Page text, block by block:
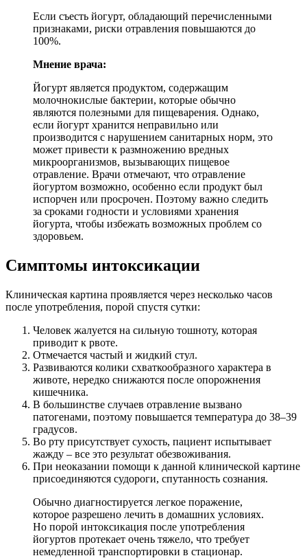
Если съесть йогурт, обладающий перечисленными
признаками, риски отравления повышаются до
100%.
Мнение врача:
Йогурт является продуктом, содержащим
молочнокислые бактерии, которые обычно
являются полезными для пищеварения. Однако,
если йогурт хранится неправильно или
производится с нарушением санитарных норм, это
может привести к размножению вредных
микроорганизмов, вызывающих пищевое
отравление. Врачи отмечают, что отравление
йогуртом возможно, особенно если продукт был
испорчен или просрочен. Поэтому важно следить
за сроками годности и условиями хранения
йогурта, чтобы избежать возможных проблем со
здоровьем.
Симптомы интоксикации
Клиническая картина проявляется через несколько часов
после употребления, порой спустя сутки:
Человек жалуется на сильную тошноту, которая
приводит к рвоте.
Отмечается частый и жидкий стул.
Развиваются колики схваткообразного характера в
животе, нередко снижаются после опорожнения
кишечника.
В большинстве случаев отравление вызвано
патогенами, поэтому повышается температура до 38–39
градусов.
Во рту присутствует сухость, пациент испытывает
жажду – все это результат обезвоживания.
При неоказании помощи к данной клинической картине
присоединяются судороги, спутанность сознания.
Обычно диагностируется легкое поражение,
которое разрешено лечить в домашних условиях.
Но порой интоксикация после употребления
йогуртов протекает очень тяжело, что требует
немедленной транспортировки в стационар.